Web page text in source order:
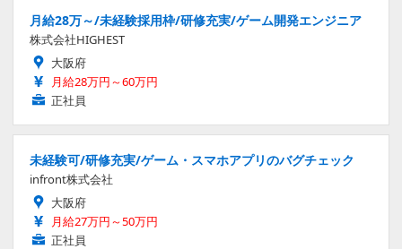
月給28万～/未経験採用枠/研修充実/ゲーム開発エンジニア
株式会社HIGHEST
大阪府
月給28万円～60万円
正社員
未経験可/研修充実/ゲーム・スマホアプリのバグチェック
infront株式会社
大阪府
月給27万円～50万円
正社員